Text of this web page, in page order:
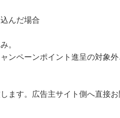
んだ場合
。
ンペーンポイント進呈の対象外
ます。広告主サイト側へ直接お